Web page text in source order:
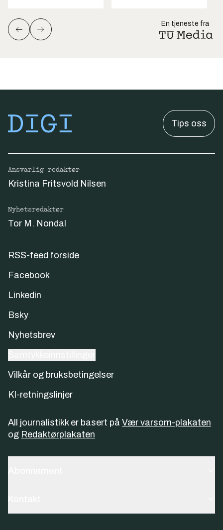
En tjeneste fra
Tips oss
Ansvarlig redaktør
Kristina Fritsvold Nilsen
Nyhetsredaktør
Tor M. Nondal
RSS-feed forside
Facebook
Linkedin
Bsky
Nyhetsbrev
Vilkår og bruksbetingelser
KI-retningslinjer
All journalistikk er basert på Vær varsom-plakaten
og Redaktørplakaten